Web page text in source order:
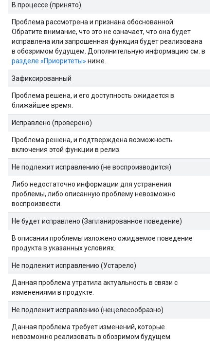
В процессе (принято)
Проблема рассмотрена и признана обоснованной.
Обратите внимание, что это не означает, что она будет
исправлена ​​или запрошенная функция будет реализована
в обозримом будущем. Дополнительную информацию см. в
разделе «Приоритеты» ниже.
Зафиксированный
Проблема решена, и его доступность ожидается в
ближайшее время.
Исправлено (проверено)
Проблема решена, и подтверждена возможность
включения этой функции в релиз.
Не подлежит исправлению (не воспроизводится)
Либо недостаточно информации для устранения
проблемы, либо описанную проблему невозможно
воспроизвести.
Не будет исправлено (Запланированное поведение)
В описании проблемы изложено ожидаемое поведение
продукта в указанных условиях.
Не подлежит исправлению (Устарело)
Данная проблема утратила актуальность в связи с
изменениями в продукте.
Не подлежит исправлению (нецелесообразно)
Данная проблема требует изменений, которые
невозможно реализовать в обозримом будущем.